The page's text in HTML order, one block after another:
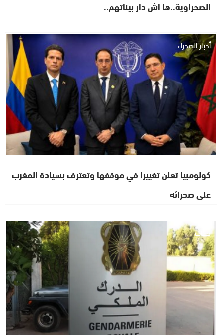
الصحراوية..ها اش دار بيناتهم..
أخبار الصحراء
كولومبيا تعلن تغييرا في موقفها وتعترف بسيادة المغرب
على صحرائه
جهات